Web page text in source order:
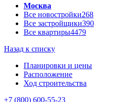
Москва
Все новостройки268
Все застройщики390
Все квартиры4479
Назад к списку
Планировки и цены
Расположение
Ход строительства
+7 (800) 600-55-23